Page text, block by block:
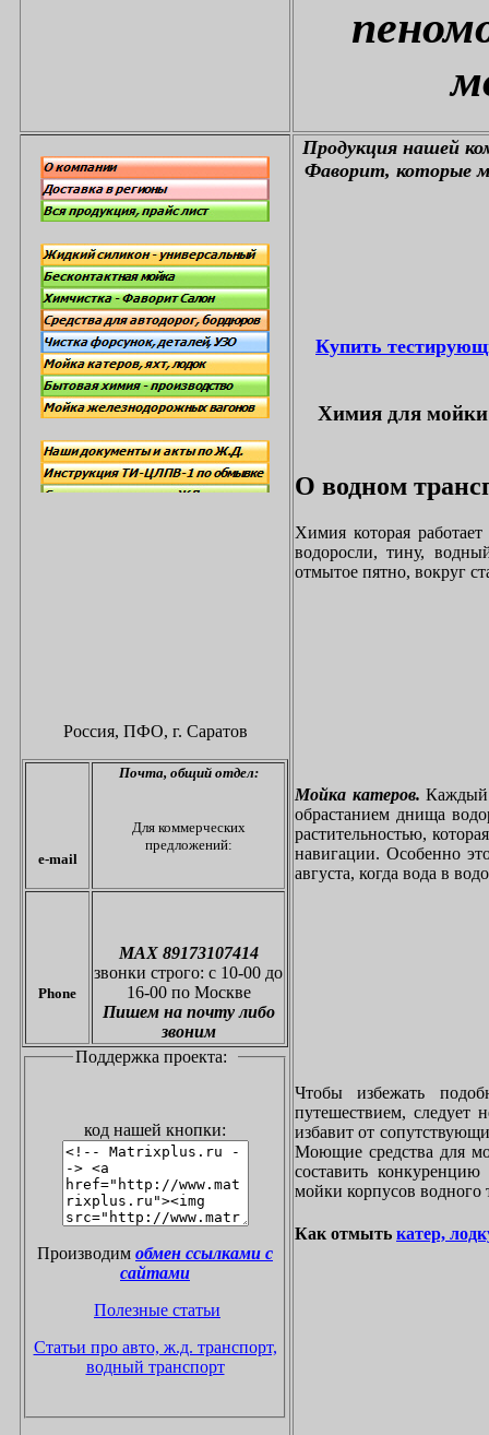
Россия, ПФО, г. Саратов
e-mail
Почта, общий отдел:
Для коммерческих
предложений:
Phone
МАХ 89173107414
звонки строго: с 10-00 до
16-00 по Москве
Пишем на почту либо
звоним
Поддержка проекта:
код нашей кнопки:
Производим обмен ссылками с
сайтами
Полезные статьи
Статьи про авто, ж.д. транспорт,
водный транспорт
Продукция нашей
Фаворит, которые
Купить
Химия для мойки
О водном
Химия которая
водоросли, тину,
отмытое пятно, вокруг
Мойка катеров. Каждый
обрастанием днища
растительностью,
навигации. Особенно
августа, когда вода в
Чтобы избежать
путешествием, следует
избавит от
Моющие средства для
составить
мойки корпусов водного
Как отмыть катер,